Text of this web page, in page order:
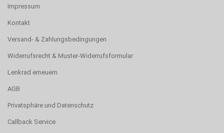
Impressum
Kontakt
Versand- & Zahlungsbedingungen
Widerrufsrecht & Muster-Widerrufsformular
Lenkrad erneuern
AGB
Privatsphäre und Datenschutz
Callback Service